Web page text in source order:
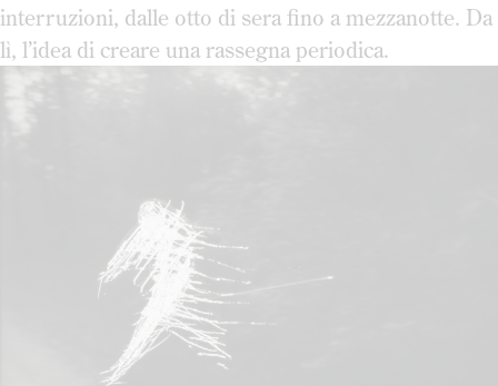
interruzioni, dalle otto di sera fino a mezzanotte. Da
lì, l’idea di creare una rassegna periodica.